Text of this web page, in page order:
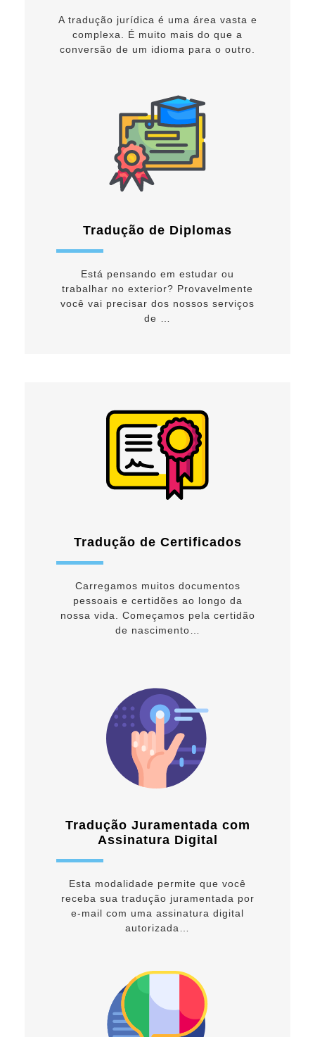
A tradução jurídica é uma área vasta e
complexa. É muito mais do que a
conversão de um idioma para o outro.
Tradução de Diplomas
Está pensando em estudar ou
trabalhar no exterior? Provavelmente
você vai precisar dos nossos serviços
de …
Tradução de Certificados
Carregamos muitos documentos
pessoais e certidões ao longo da
nossa vida. Começamos pela certidão
de nascimento…
Tradução Juramentada com
Assinatura Digital
Esta modalidade permite que você
receba sua tradução juramentada por
e-mail com uma assinatura digital
autorizada…